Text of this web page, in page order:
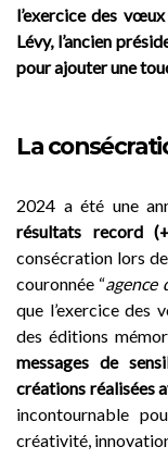
l’exercice des
Lévy, l’ancien
pour ajouter une
La
2024 a été une
résultats record
consécration lors
couronnée “agence
que l’exercice des
des éditions
messages de
créations réalisées
incontournable
créativité,